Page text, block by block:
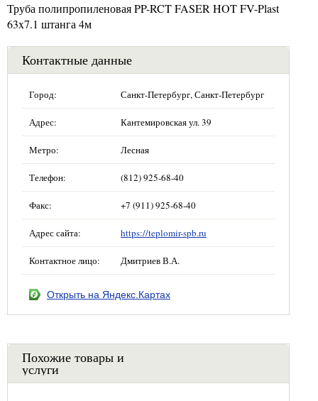
Труба полипропиленовая PP-RCT FASER HOT FV-Plast
63x7.1 штанга 4м
Контактные данные
Город: Санкт-Петербург, Санкт-Петербург
Адрес: Кантемировская ул. 39
Метро: Лесная
Телефон: (812) 925-68-40
Факс: +7 (911) 925-68-40
Адрес сайта: https://teplomir-spb.ru
Контактное лицо: Дмитриев В.А.
Открыть на Яндекс.Картах
Похожие товары и
услуги